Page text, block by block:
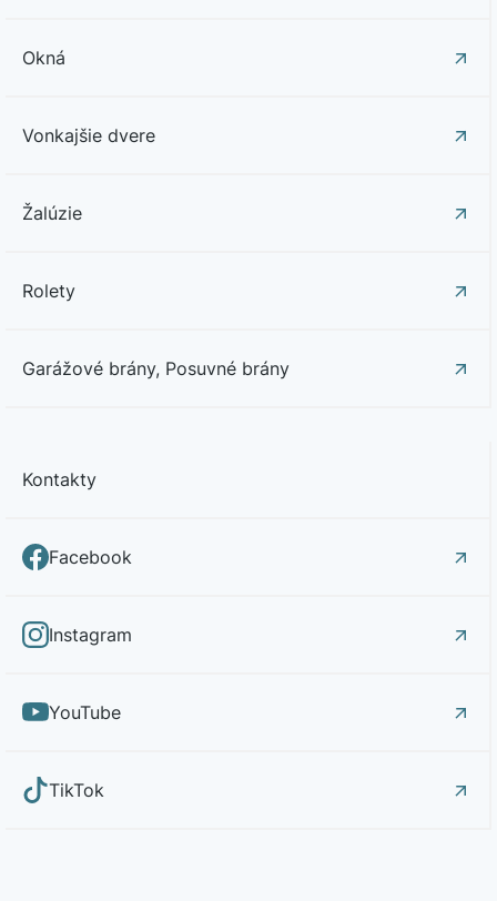
Okná
Vonkajšie dvere
Žalúzie
Rolety
Garážové brány, Posuvné brány
Kontakty
Facebook
Instagram
YouTube
TikTok